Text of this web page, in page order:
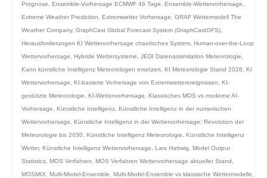
Prognose
Ensemble-Vorhersage ECMWF 46 Tage Ensemble-Wettervorhersage
Extreme Weather Prediction
Extremwetter Vorhersage
GRAF Wettermodell The
Weather Company, GraphCast Global Forecast System (GraphCastGFS)
Herausforderungen KI Wettervorhersage chaotisches System Human-over-the-Loop
Wettervorhersage
Hybride Wettersysteme JEDI Datenassimilation Meteorologie
Kann künstliche Intelligenz Meteorologen ersetzen
KI Meteorologie Stand 2026
KI
Wettervorhersage
KI-basierte Vorhersage von Extremwetterereignissen
KI-
gestützte Meteorologie
KI-Wettervorhersage
Klassisches MOS vs moderne AI-
Vorhersage
Künstliche Intelligenz Künstliche Intelligenz in der numerischen
Wettervorhersage
Künstliche Intelligenz in der Wettervorhersage: Revolution der
Meteorologie bis 2030
Künstliche Intelligenz Meteorologie
Künstliche Intelligenz
Wetter, Künstliche Intelligenz Wettervorhersage Lars Hattwig
Model Output
Statistics MOS Verfahren MOS Verfahren Wettervorhersage aktueller Stand
MOSMIX
Multi-Model-Ensemble Multi-Model-Ensemble vs klassische Wettermodelle